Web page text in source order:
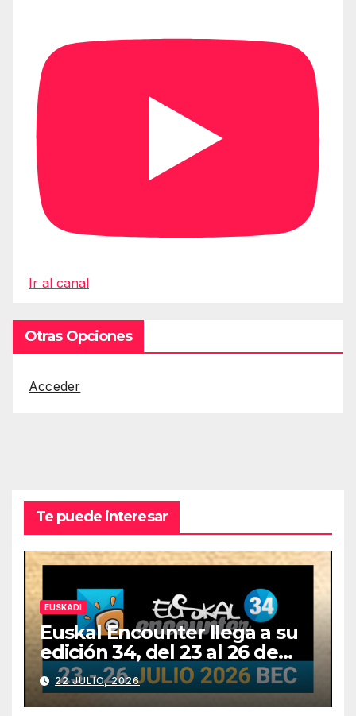
Ir al canal
Otras Opciones
Acceder
Te puede interesar
EUSKADI
Euskal Encounter llega a su
edición 34, del 23 al 26 de
julio
22 JULIO, 2026